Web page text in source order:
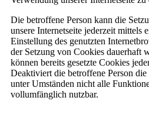
Die betroffene Person kann die
unsere Internetseite jederzeit mittels
Einstellung des genutzten
der Setzung von Cookies dauerhaft
können bereits gesetzte Cookies
Deaktiviert die betroffene Person
unter Umständen nicht alle
vollumfänglich nutzbar.